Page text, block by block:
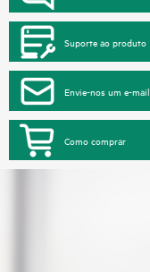
Suporte ao produto
Envie-nos um e-mail
Como comprar